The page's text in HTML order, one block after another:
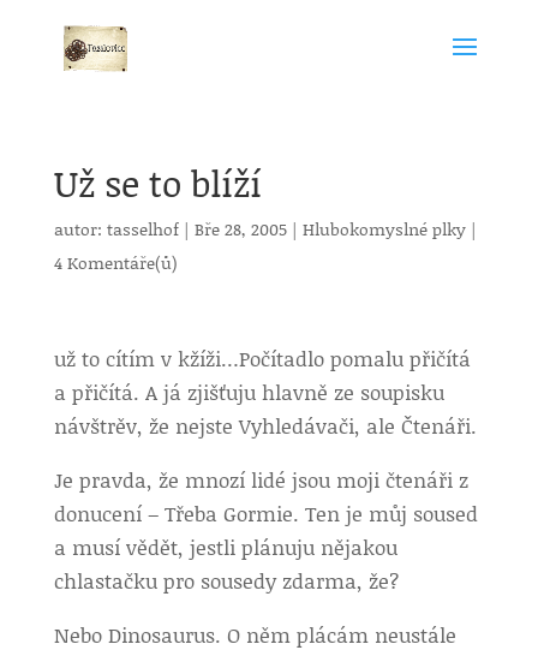
Už se to blíží
autor: tasselhof| Bře 28, 2005| Hlubokomyslné plky|
4 Komentáře(ů)
už to cítím v kžíži…Počítadlo pomalu přičítá
a přičítá. A já zjišťuju hlavně ze soupisku
návštrěv, že nejste Vyhledávači, ale Čtenáři.
Je pravda, že mnozí lidé jsou moji čtenáři z
donucení – Třeba Gormie. Ten je můj soused
a musí vědět, jestli plánuju nějakou
chlastačku pro sousedy zdarma, že?
Nebo Dinosaurus. O něm plácám neustále